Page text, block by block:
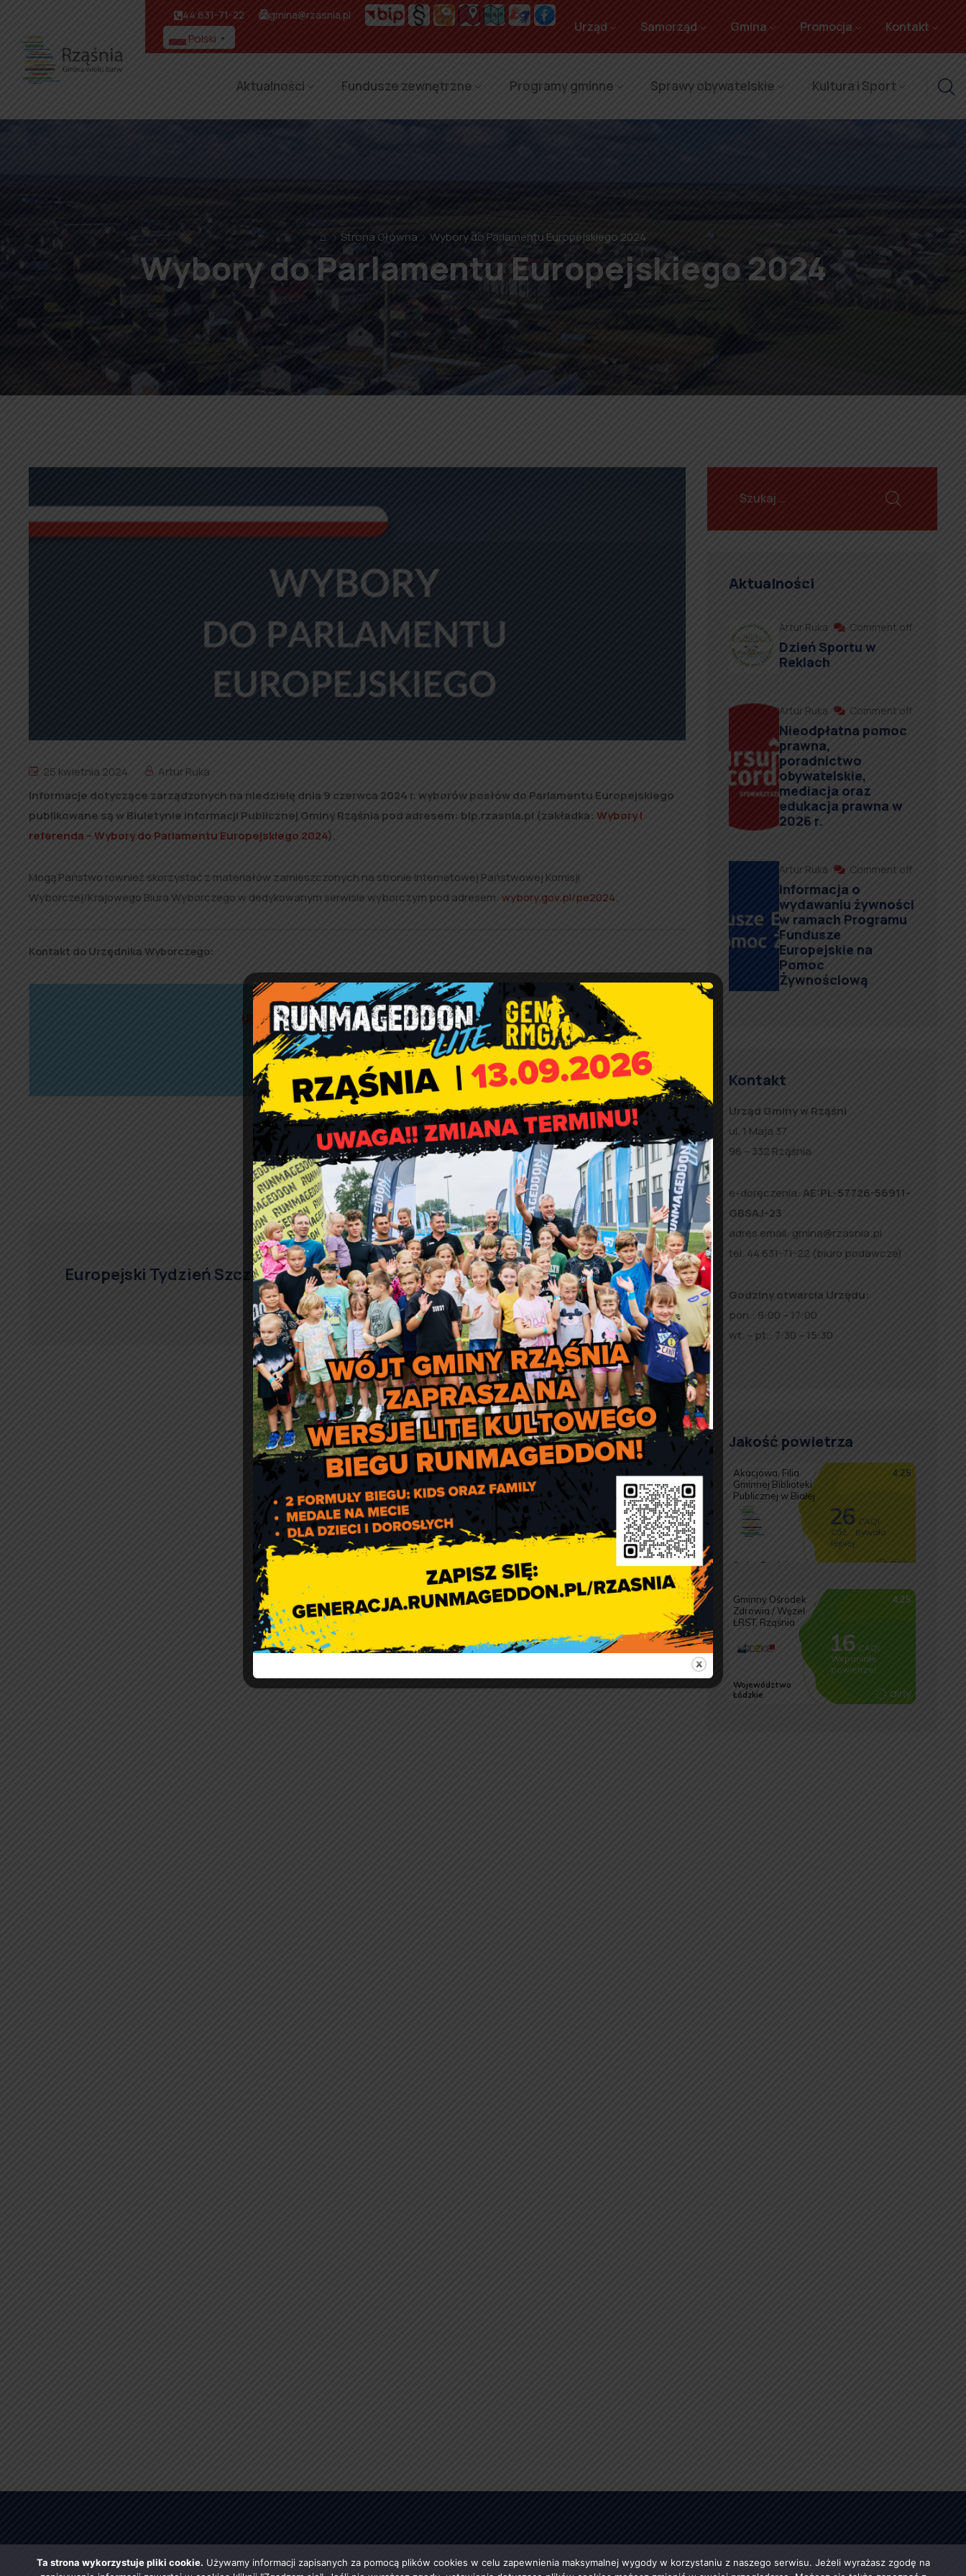
44 631-71-22 gmina@rzasnia.pl
Polski ▼
Urząd Samorząd Gmina Promocja Kontakt
Aktualności Fundusze zewnętrzne Programy gminne Sprawy obywatelskie Kultura i Sport
⌂ Strona Główna Wybory do Parlamentu Europejskiego 2024
Wybory do Parlamentu Europejskiego 2024
25 kwietnia 2024
Artur Ruka
Informacje dotyczące zarządzonych na niedzielę dnia 9 czerwca 2024 r. wyborów posłów do Parlamentu Europejskiego
publikowane są w Biuletynie Informacji Publicznej Gminy Rząśnia pod adresem: bip.rzasnia.pl (zakładka: Wybory i
referenda – Wybory do Parlamentu Europejskiego 2024).
Mogą Państwo również skorzystać z materiałów zamieszczonych na stronie internetowej Państwowej Komisji
Wyborczej/Krajowego Biura Wyborczego w dedykowanym serwisie wyborczym pod adresem: wybory.gov.pl/pe2024.
Kontakt do Urzędnika Wyborczego:
URZĘDNIK WYBORCZY W GMINIE RZĄŚNIA
Gabriela Patrycja Brzeszczyńska
adres e-mail:urz-100905-1@pkw.gov.pl
Europejski Tydzień Szczepień
Wycieczka uczniów ZSP w
Rząśni do Warszawy
Aktualności
Artur Ruka Comment off
Dzień Sportu w
Reklach
Artur Ruka Comment off
Nieodpłatna pomoc
prawna,
poradnictwo
obywatelskie,
mediacja oraz
edukacja prawna w
2026 r.
Artur Ruka Comment off
Informacja o
wydawaniu żywności
w ramach Programu
Fundusze
Europejskie na
Pomoc
Żywnościową
Kontakt
Urząd Gminy w Rząśni
ul. 1 Maja 37
98 – 332 Rząśnia
e-doręczenia: AE:PL-57726-56911-
GBSAJ-23
adres email: gmina@rzasnia.pl
tel. 44 631-71-22 (biuro podawcze)
Godziny otwarcia Urzędu:
pon.: 9:00 – 17:00
wt. – pt.: 7:30 – 15:30
Jakość powietrza
Ta strona wykorzystuje pliki cookie. Używamy informacji zapisanych za pomocą plików cookies w celu zapewnienia maksymalnej wygody w korzystaniu z naszego serwisu. Jeżeli wyrażasz zgodę na